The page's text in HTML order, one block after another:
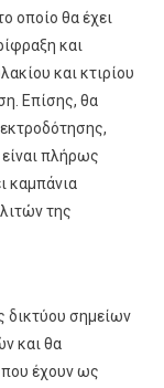
οποίο θα έχει
και
και κτιρίου
Επίσης, θα
πλήρως
καμπάνια
της
δικτύου σημείων
και θα
που έχουν ως